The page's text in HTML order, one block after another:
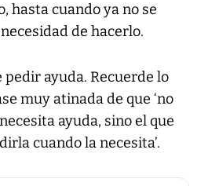
hasta cuando ya no se
de hacerlo.
ayuda. Recuerde lo
muy atinada de que ‘no
ayuda, sino el que
cuando la necesita’.